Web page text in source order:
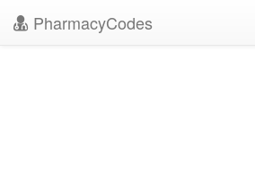
PharmacyCodes